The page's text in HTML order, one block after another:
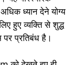
ध्यान देने योग्य
हुए व्यक्ति से शुद्ध
पर प्रतिबंध है।